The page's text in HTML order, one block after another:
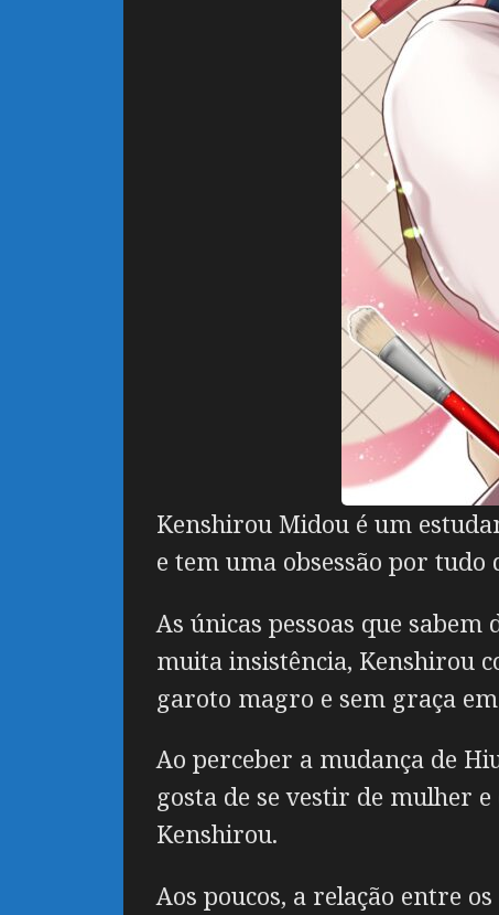
Kenshirou Midou é um
e tem uma obsessão por tudo
As únicas pessoas que
muita insistência, Kenshirou
garoto magro e sem graça
Ao perceber a mudança de
gosta de se vestir de mulher
Kenshirou.
Aos poucos, a relação entre